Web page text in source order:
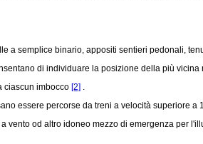
semplice binario, appositi sentieri pedonali,
di individuare la posizione della più vicina
ciascun imbocco [2] .
essere percorse da treni a velocità superiore a
od altro idoneo mezzo di emergenza per